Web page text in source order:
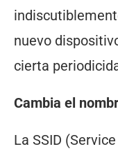
nuevo
cierta
Cambia el
La SSID